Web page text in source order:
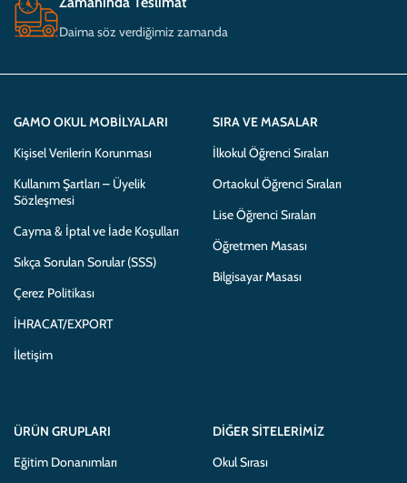
Daima söz verdiğimiz zamanda
GAMO OKUL MOBILYALARI
Kişisel Verilerin Korunması
Kullanım Şartları – Üyelik
Sözleşmesi
Cayma & İptal ve İade Koşulları
Sıkça Sorulan Sorular (SSS)
Çerez Politikası
İHRACAT/EXPORT
İletişim
SIRA VE MASALAR
İlkokul Öğrenci Sıraları
Ortaokul Öğrenci Sıraları
Lise Öğrenci Sıraları
Öğretmen Masası
Bilgisayar Masası
ÜRÜN GRUPLARI
Eğitim Donanımları
DIĞER SITELERIMIZ
Okul Sırası